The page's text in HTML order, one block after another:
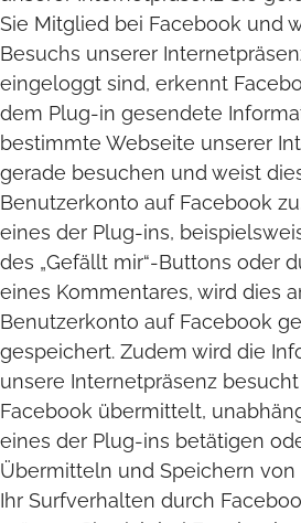
Sie Mitglied bei Facebook und
Besuchs unserer
eingeloggt sind, erkennt
dem Plug-in gesendete
bestimmte Webseite unserer
gerade besuchen und weist
Benutzerkonto auf Facebook
eines der Plug-ins,
des „Gefällt mir“-Buttons oder
eines Kommentares, wird dies
Benutzerkonto auf Facebook
gespeichert. Zudem wird die
unsere Internetpräsenz
Facebook übermittelt,
eines der Plug-ins betätigen
Übermitteln und Speichern von
Ihr Surfverhalten durch